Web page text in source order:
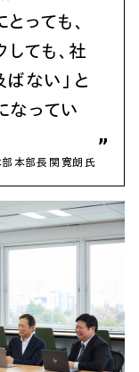
っても、
しても、社
ない」と
なってい
本部長 関 寛朗 氏